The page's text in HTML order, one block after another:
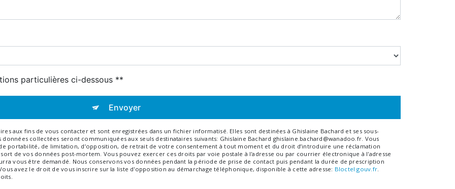
particulières ci-dessous **
Envoyer
aux fins de vous contacter et sont enregistrées dans un fichier informatisé. Elles sont destinées à Ghislaine Bachard et ses sous-
collectées seront communiquées aux seuls destinataires suivants: Ghislaine Bachard ghislaine.bachard@wanadoo.fr. Vous
portabilité, de limitation, d’opposition, de retrait de votre consentement à tout moment et du droit d’introduire une réclamation
de vos données post-mortem. Vous pouvez exercer ces droits par voie postale à l'adresse ou par courrier électronique à l'adresse
vous être demandé. Nous conservons vos données pendant la période de prise de contact puis pendant la durée de prescription
avez le droit de vous inscrire sur la liste d'opposition au démarchage téléphonique, disponible à cette adresse:
Bloctel.gouv.fr